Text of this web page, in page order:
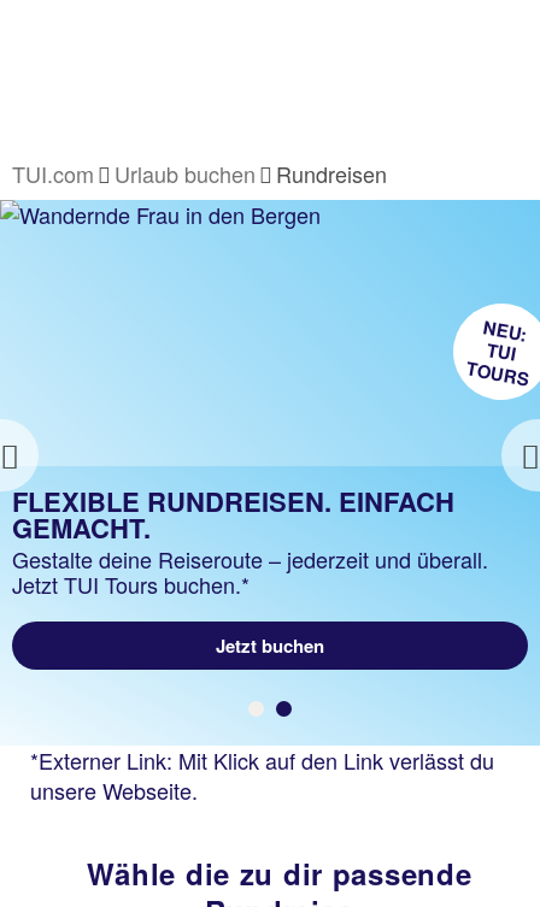
TUI.com Urlaub buchen Rundreisen
Previous
TUI RUNDREISEN WELTWEIT
Die TOP 45 TUI Rundreise Highlights entdecken!
Zum TUI Rundreise Magazin
FLEXIBLE RUNDREISEN. EINFACH
GEMACHT.
Gestalte deine Reiseroute – jederzeit und überall.
Jetzt TUI Tours buchen.*
Jetzt buchen
NEU:
TUI
TOURS
*Externer Link: Mit Klick auf den Link verlässt du
unsere Webseite.
Wähle die zu dir passende